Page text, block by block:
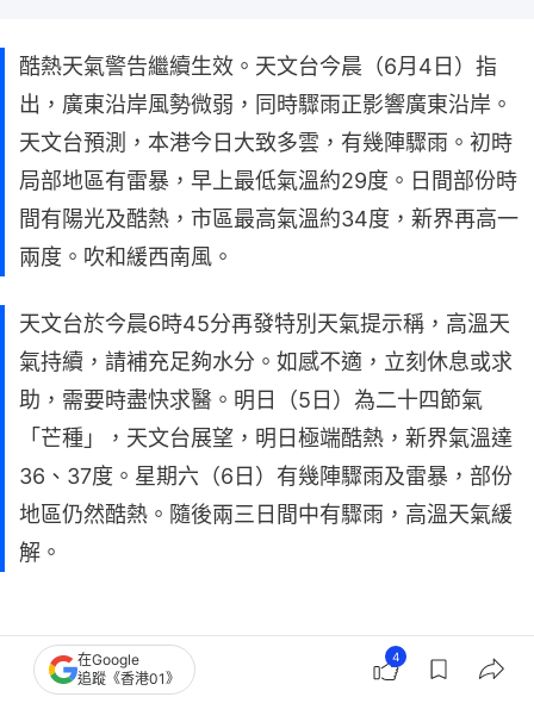
酷熱天氣警告繼續生效。天文台今晨（6月4日）指
出，廣東沿岸風勢微弱，同時驟雨正影響廣東沿岸。
天文台預測，本港今日大致多雲，有幾陣驟雨。初時
局部地區有雷暴，早上最低氣溫約29度。日間部份時
間有陽光及酷熱，市區最高氣溫約34度，新界再高一
兩度。吹和緩西南風。
天文台於今晨6時45分再發特別天氣提示稱，高溫天
氣持續，請補充足夠水分。如感不適，立刻休息或求
助，需要時盡快求醫。明日（5日）為二十四節氣
「芒種」，天文台展望，明日極端酷熱，新界氣溫達
36、37度。星期六（6日）有幾陣驟雨及雷暴，部份
地區仍然酷熱。隨後兩三日間中有驟雨，高溫天氣緩
解。
在Google
追蹤《香港01》
4